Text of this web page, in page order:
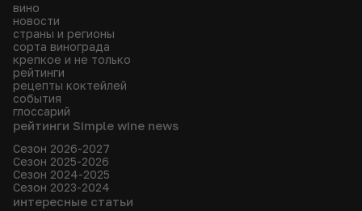
вино
новости
страны и регионы
сорта винограда
крепкое и не только
рейтинги
рецепты коктейлей
события
глоссарий
рейтинги Simple wine news
Сезон 2026-2027
Сезон 2025-2026
Сезон 2024-2025
Сезон 2023-2024
интересные статьи